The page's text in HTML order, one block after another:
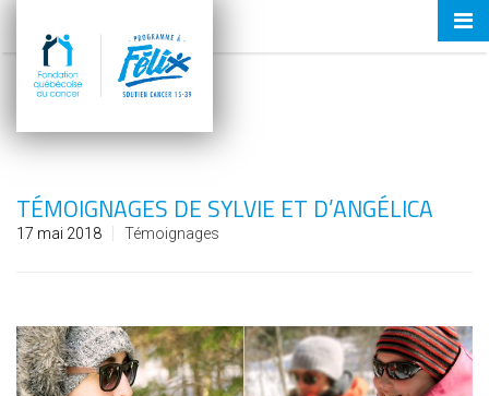
TÉMOIGNAGES DE SYLVIE ET D’ANGÉLICA
17 mai 2018 Témoignages